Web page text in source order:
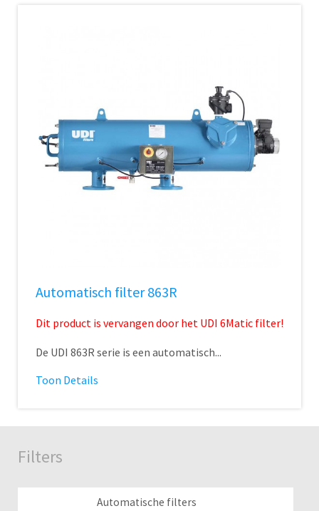
Automatisch filter 863R
Dit product is vervangen door het UDI 6Matic filter!
De UDI 863R serie is een automatisch...
Toon Details
Filters
Automatische filters